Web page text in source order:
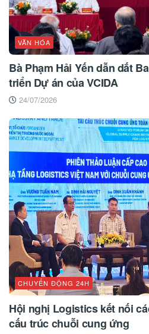
VĂN HÓA
Bà Phạm Hải Yến dẫn dắt
triển Dự án của VCIDA
24/07/2026
CHUYỂN ĐỘNG 24H
Hội nghị Logistics kết nối
cấu trúc chuỗi cung ứng